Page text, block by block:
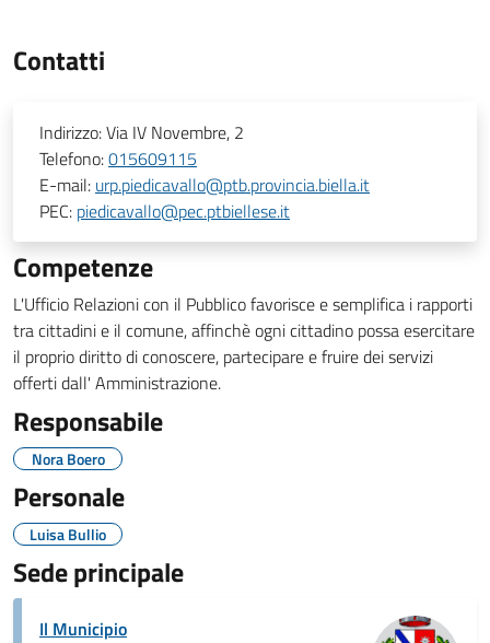
Contatti
Indirizzo:Via IV Novembre, 2
Telefono:015609115
E-mail: urp.piedicavallo@ptb.provincia.biella.it
PEC: piedicavallo@pec.ptbiellese.it
Competenze
L'Ufficio Relazioni con il Pubblico favorisce e semplifica i rapporti
tra cittadini e il comune, affinchè ogni cittadino possa esercitare
il proprio diritto di conoscere, partecipare e fruire dei servizi
offerti dall' Amministrazione.
Responsabile
Nora Boero
Personale
Luisa Bullio
Sede principale
Il Municipio